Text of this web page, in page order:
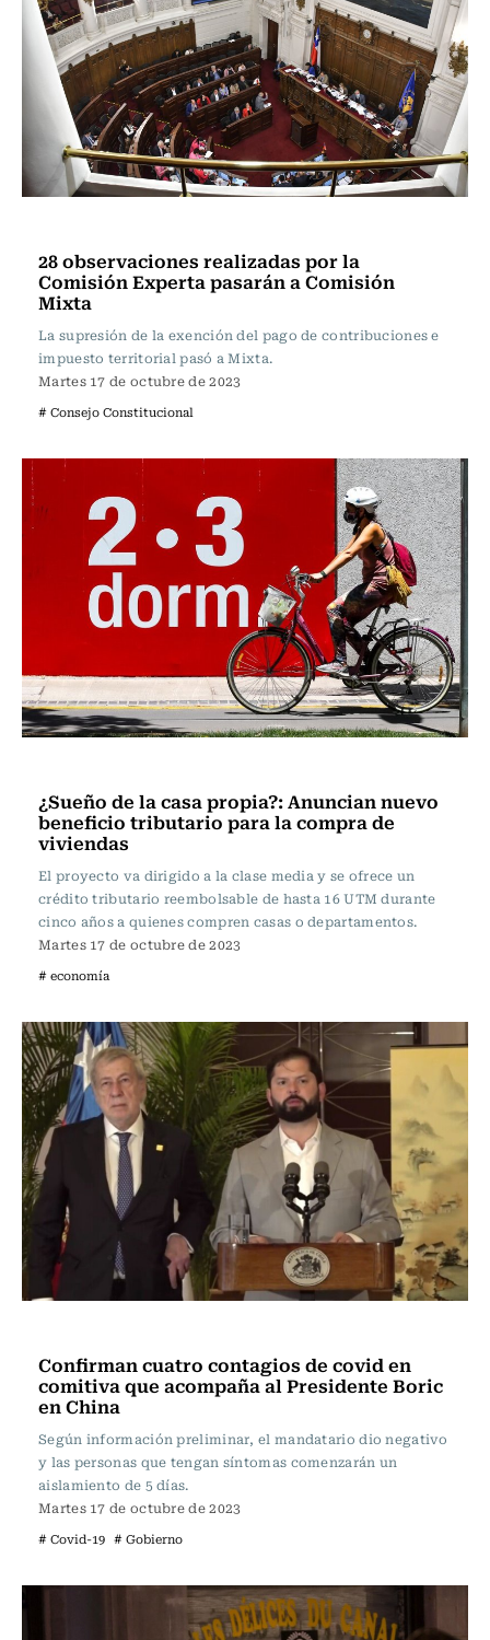
28 observaciones realizadas por la
Comisión Experta pasarán a Comisión
Mixta
La supresión de la exención del pago de contribuciones e
impuesto territorial pasó a Mixta.
Martes 17 de octubre de 2023
# Consejo Constitucional
¿Sueño de la casa propia?: Anuncian nuevo
beneficio tributario para la compra de
viviendas
El proyecto va dirigido a la clase media y se ofrece un
crédito tributario reembolsable de hasta 16 UTM durante
cinco años a quienes compren casas o departamentos.
Martes 17 de octubre de 2023
# economía
Confirman cuatro contagios de covid en
comitiva que acompaña al Presidente Boric
en China
Según información preliminar, el mandatario dio negativo
y las personas que tengan síntomas comenzarán un
aislamiento de 5 días.
Martes 17 de octubre de 2023
# Covid-19 # Gobierno